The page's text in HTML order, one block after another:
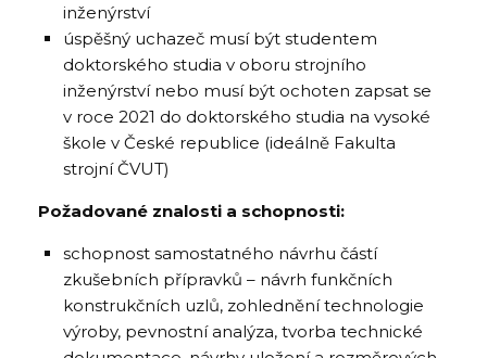
inženýrství
úspěšný uchazeč musí být studentem
doktorského studia v oboru strojního
inženýrství nebo musí být ochoten zapsat se
v roce 2021 do doktorského studia na vysoké
škole v České republice (ideálně Fakulta
strojní ČVUT)
Požadované znalosti a schopnosti:
schopnost samostatného návrhu částí
zkušebních přípravků – návrh funkčních
konstrukčních uzlů, zohlednění technologie
výroby, pevnostní analýza, tvorba technické